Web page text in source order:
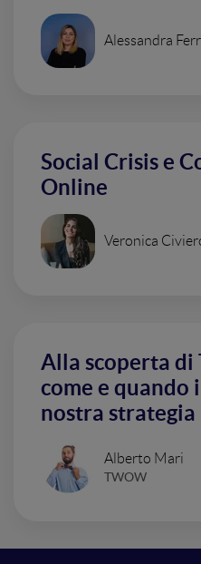
Alessandra
Social Crisis e
Online
Veronica
Alla scoperta di
come e
nostra strategia
Alberto Mari
TWOW